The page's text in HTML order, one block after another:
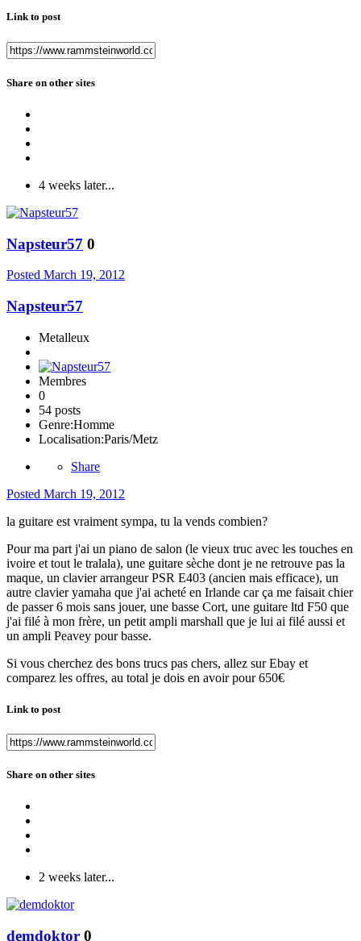
Link to post
Share on other sites
4 weeks later...
Napsteur57 0
Posted March 19, 2012
Napsteur57
Metalleux
Membres
0
54 posts
Genre:Homme
Localisation:Paris/Metz
Share
Posted March 19, 2012
la guitare est vraiment sympa, tu la vends combien?
Pour ma part j'ai un piano de salon (le vieux truc avec les touches en
ivoire et tout le tralala), une guitare sèche dont je ne retrouve pas la
maque, un clavier arrangeur PSR E403 (ancien mais efficace), un
autre clavier yamaha que j'ai acheté en Irlande car ça me faisait chier
de passer 6 mois sans jouer, une basse Cort, une guitare ltd F50 que
j'ai filé à mon frère, un petit ampli marshall que je lui ai filé aussi et
un ampli Peavey pour basse.
Si vous cherchez des bons trucs pas chers, allez sur Ebay et
comparez les offres, au total je dois en avoir pour 650€
Link to post
Share on other sites
2 weeks later...
demdoktor 0